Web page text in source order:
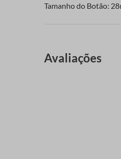
Tamanho do Botão:
Avaliações